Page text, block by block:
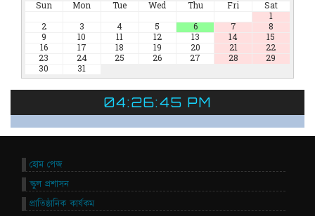
Sun Mon Tue Wed Thu Fri
Sat
1
2
3 4 5 6 7
8
9
10 11 12 13 14
15
16
17 18 19 20 21
22
23
24 25 26 27 28
29
30
31
04:26:45 PM
হোম পেজ
স্কুল প্রশাসন
প্রাতিষ্ঠানিক কার্যকম